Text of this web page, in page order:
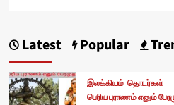
Latest Popular
இலக்கியம் தொடர்கள்
பெரிய புராணம் எனும்